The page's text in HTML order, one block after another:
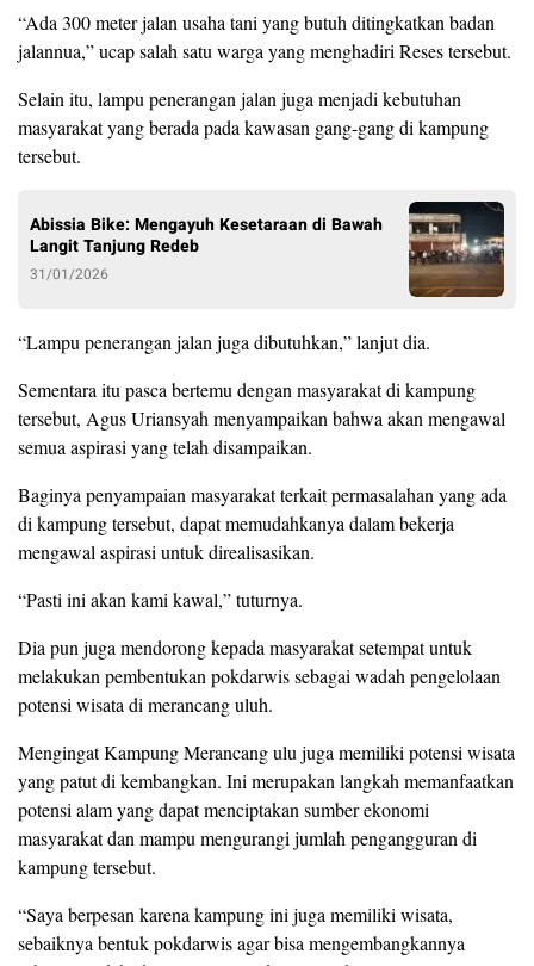
“Ada 300 meter jalan usaha tani yang butuh ditingkatkan badan
jalannua,” ucap salah satu warga yang menghadiri Reses tersebut.
Selain itu, lampu penerangan jalan juga menjadi kebutuhan
masyarakat yang berada pada kawasan gang-gang di kampung
tersebut.
Abissia Bike: Mengayuh Kesetaraan di Bawah
Langit Tanjung Redeb
31/01/2026
“Lampu penerangan jalan juga dibutuhkan,” lanjut dia.
Sementara itu pasca bertemu dengan masyarakat di kampung
tersebut, Agus Uriansyah menyampaikan bahwa akan mengawal
semua aspirasi yang telah disampaikan.
Baginya penyampaian masyarakat terkait permasalahan yang ada
di kampung tersebut, dapat memudahkanya dalam bekerja
mengawal aspirasi untuk direalisasikan.
“Pasti ini akan kami kawal,” tuturnya.
Dia pun juga mendorong kepada masyarakat setempat untuk
melakukan pembentukan pokdarwis sebagai wadah pengelolaan
potensi wisata di merancang uluh.
Mengingat Kampung Merancang ulu juga memiliki potensi wisata
yang patut di kembangkan. Ini merupakan langkah memanfaatkan
potensi alam yang dapat menciptakan sumber ekonomi
masyarakat dan mampu mengurangi jumlah pengangguran di
kampung tersebut.
“Saya berpesan karena kampung ini juga memiliki wisata,
sebaiknya bentuk pokdarwis agar bisa mengembangkannya